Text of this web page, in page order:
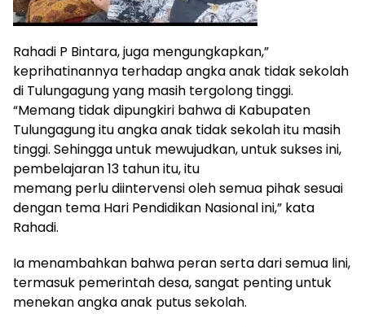
Rahadi P Bintara, juga mengungkapkan,”
keprihatinannya terhadap angka anak tidak sekolah
di Tulungagung yang masih tergolong tinggi.
“Memang tidak dipungkiri bahwa di Kabupaten
Tulungagung itu angka anak tidak sekolah itu masih
tinggi. Sehingga untuk mewujudkan, untuk sukses ini,
pembelajaran 13 tahun itu, itu
memang perlu diintervensi oleh semua pihak sesuai
dengan tema Hari Pendidikan Nasional ini,” kata
Rahadi.
Ia menambahkan bahwa peran serta dari semua lini,
termasuk pemerintah desa, sangat penting untuk
menekan angka anak putus sekolah.